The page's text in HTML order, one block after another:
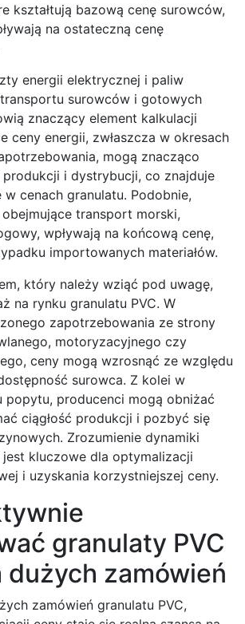
kształtują bazową cenę surowców,
na ostateczną cenę
energii elektrycznej i paliw
surowców i gotowych
znaczący element kalkulacji
ceny energii, zwłaszcza w okresach
mogą znacząco
i dystrybucji, co znajduje
cenach granulatu. Podobnie,
transport morski,
wpływają na końcową cenę,
importowanych materiałów.
który należy wziąć pod uwagę,
na rynku granulatu PVC. W
zapotrzebowania ze strony
motoryzacyjnego czy
ceny mogą wzrosnąć ze względu
surowca. Z kolei w
popytu, producenci mogą obniżać
ciągłość produkcji i pozbyć się
Zrozumienie dynamiki
kluczowe dla optymalizacji
i uzyskania korzystniejszej ceny.
granulaty PVC
dużych zamówień
zamówień granulatu PVC,